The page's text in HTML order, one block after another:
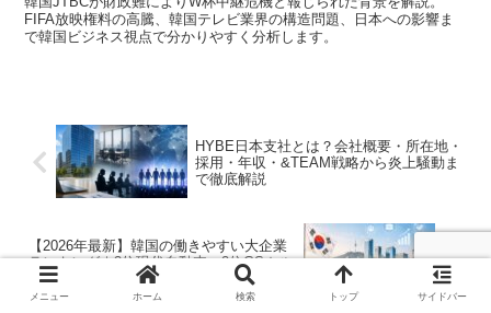
FIFA放映権料の高騰、韓国テレビ業界の構造問題、日本への影響ま
で韓国ビジネス視点で分かりやすく分析します。
HYBE日本支社とは？会社概要・所在地・
採用・年収・&TEAM戦略から炎上騒動ま
で徹底解説
【2026年最新】韓国の働きやすい大企業
ランキング｜3位現代自動車、2位GSカル
テックス
メニュー ホーム 検索 トップ サイドバー